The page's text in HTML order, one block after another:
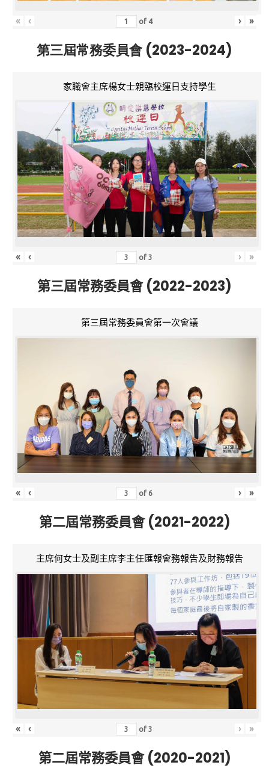
« ‹ of 4 › »
第三屆常務委員會 (2023-2024)
家職會主席楊女士親臨校運日支持學生
« ‹ of3 › »
第三屆常務委員會 (2022-2023)
第三屆常務委員會第一次會議
« ‹ of 6 › »
第二屆常務委員會 (2021-2022)
主席何女士及副主席李主任匯報會務報告及財務報告
« ‹ of3 › »
第二屆常務委員會 (2020-2021)